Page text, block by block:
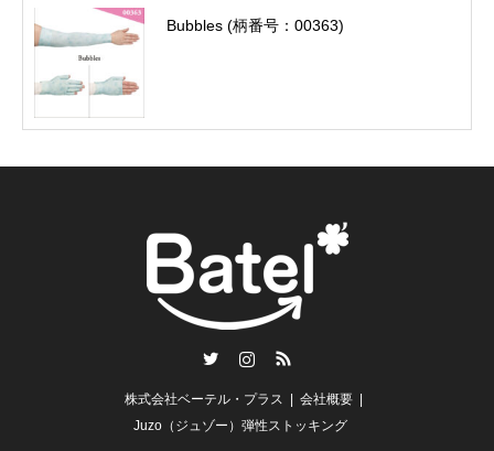
Bubbles (柄番号：00363)
株式会社ベーテル・プラス
会社概要
Juzo（ジュゾー）弾性ストッキング